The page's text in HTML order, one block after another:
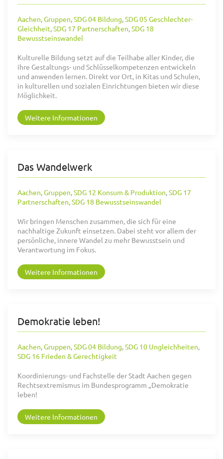
Aachen,Gruppen,SDG 04 Bildung,SDG 05 Geschlechter-
Gleichheit,SDG 17 Partnerschaften,SDG 18
Bewusstseinswandel
Kulturelle Bildung setzt auf die Teilhabe aller Kinder, die
ihre Gestaltungs- und Schlüsselkompetenzen entwickeln
und anwenden lernen. Direkt vor Ort, in Kitas und Schulen,
in kulturellen und sozialen Einrichtungen bieten wir diese
Möglichkeit.
Weitere Informationen
Das Wandelwerk
Aachen,Gruppen,SDG 12 Konsum & Produktion,SDG 17
Partnerschaften,SDG 18 Bewusstseinswandel
Wir bringen Menschen zusammen, die sich für eine
nachhaltige Zukunft einsetzen. Dabei steht vor allem der
persönliche, innere Wandel zu mehr Bewusstsein und
Verantwortung im Fokus.
Weitere Informationen
Demokratie leben!
Aachen,Gruppen,SDG 04 Bildung,SDG 10 Ungleichheiten,
SDG 16 Frieden & Gerechtigkeit
Koordinierungs- und Fachstelle der Stadt Aachen gegen
Rechtsextremismus im Bundesprogramm „Demokratie
leben!
Weitere Informationen